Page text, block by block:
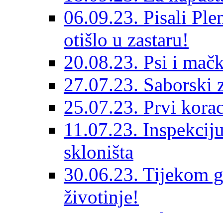
06.09.23. Pisali
otišlo u zastaru!
20.08.23. Psi i
27.07.23. Saborski
25.07.23. Prvi
11.07.23.
skloništa
30.06.23. Tijekom
životinje!